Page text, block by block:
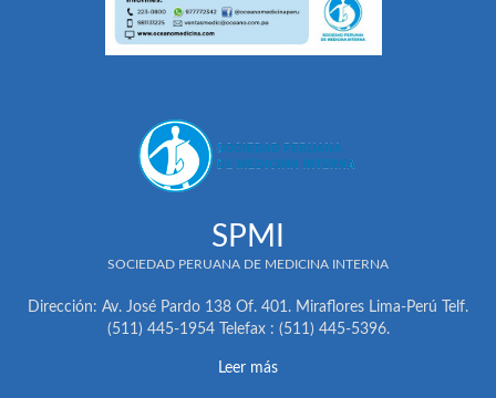
SPMI
SOCIEDAD PERUANA DE MEDICINA INTERNA
Dirección: Av. José Pardo 138 Of. 401. Miraflores Lima-Perú Telf.
(511) 445-1954 Telefax : (511) 445-5396.
Leer más